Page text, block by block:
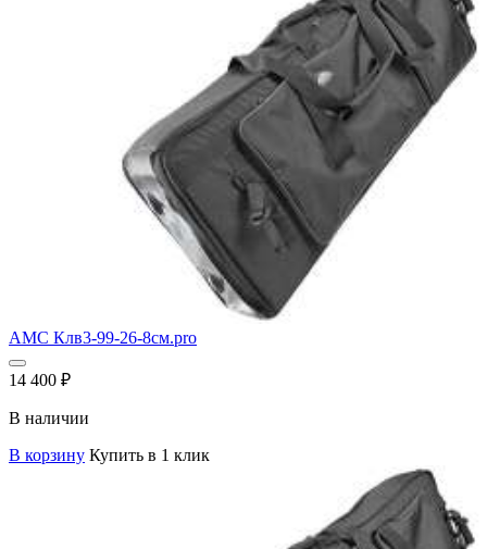
AMC Клв3-99-26-8см.pro
14 400 ₽
В наличии
В корзину Купить в 1 клик